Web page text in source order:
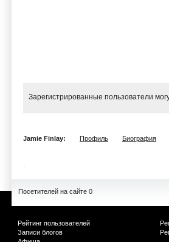
Зарегистрированные пользователи
Jamie Finlay: Профиль Биография
Посетителей на сайте 0
Рейтинг пользователей
Записи блогов